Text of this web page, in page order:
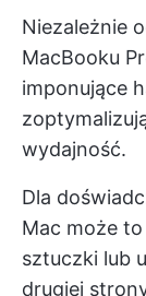
Niezależnie
MacBooku
imponujące
wydajność.
Dla
Mac może
sztuczki lub
drugiej